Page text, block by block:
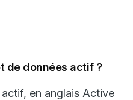
de données actif ?
en anglais Active